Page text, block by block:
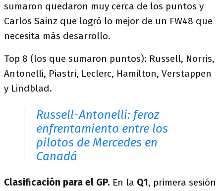
sumaron quedaron muy cerca de los puntos y
Carlos Sainz que logró lo mejor de un FW48 que
necesita más desarrollo.
Top 8 (los que sumaron puntos): Russell, Norris,
Antonelli, Piastri, Leclerc, Hamilton, Verstappen
y Lindblad.
Russell-Antonelli: feroz
enfrentamiento entre los
pilotos de Mercedes en
Canadá
Clasificación para el GP. En la Q1, primera sesión